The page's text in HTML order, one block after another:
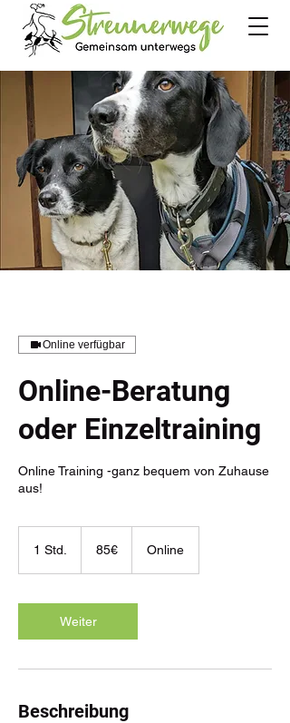
Online verfügbar
Online-Beratung
oder Einzeltraining
Online Training -ganz bequem von Zuhause
aus!
1 Std.
d
85€ Online
Weiter
Beschreibung